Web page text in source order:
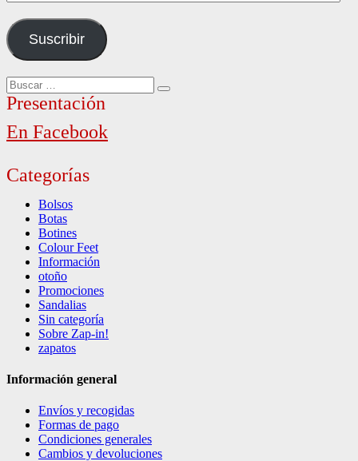
email
Suscribir
Buscar
por:
Buscar
Presentación
En Facebook
Categorías
Bolsos
Botas
Botines
Colour Feet
Información
otoño
Promociones
Sandalias
Sin categoría
Sobre Zap-in!
zapatos
Información general
Envíos y recogidas
Formas de pago
Condiciones generales
Cambios y devoluciones